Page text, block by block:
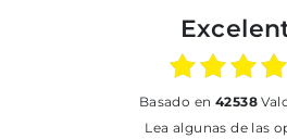
basado en 42538
Lea algunas de las opiniones